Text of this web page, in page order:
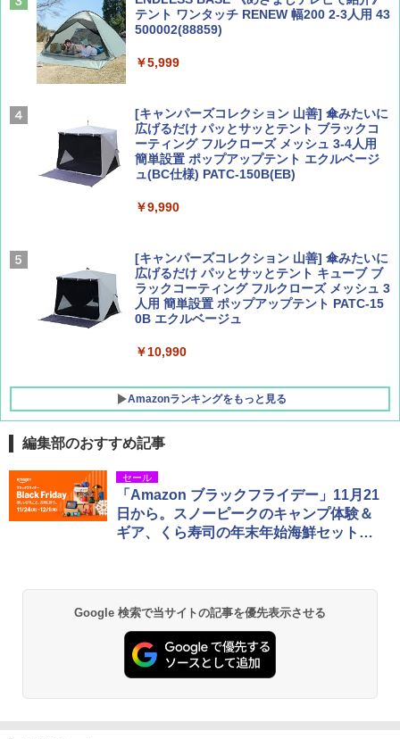
AIRLINE（エアライン）2026年9月号【特
集】ボーイング110周年を祝して！
￥1,760
ァキア 2026～2027 地球の歩き方A ヨーロッ
￥2,277
新しい日本地理 地図・統計・移動から読み
解く (講談社現代新書)
￥1,540
テント ワンタッチ RENEW 幅200 2-3人用 43
500002(88859)
￥5,999
[キャンパーズコレクション 山善] 傘みたいに
広げるだけ パッとサッとテント ブラックコ
ーティング フルクローズ メッシュ 3-4人用
簡単設置 ポップアップテント エクルベージ
ュ(BC仕様) PATC-150B(EB)
￥9,990
[キャンパーズコレクション 山善] 傘みたいに
広げるだけ パッとサッとテント キューブ ブ
ラックコーティング フルクローズ メッシュ 3
人用 簡単設置 ポップアップテント PATC-15
0B エクルベージュ
￥10,990
Amazonランキングをもっと見る
BUNDOK(バンドック)ソロ ドーム 1 EX BDK
-08EX カーキ ソロキャンプ ポリエステル フ
レーム テント
￥14,800
GRANDOOR ステンレス保冷剤 2個セット 2
コンパクト 保冷力長持ち
￥2,980
DEWEL パラソル 大型 ビーチ アウトドアパ
編集部のおすすめ記事
セール
「Amazon ブラックフライデー」11月21
日から。スノーピークのキャンプ体験＆
ギア、くら寿司の年末年始海鮮セットが
Google 検索で当サイトの記事を優先表示させる